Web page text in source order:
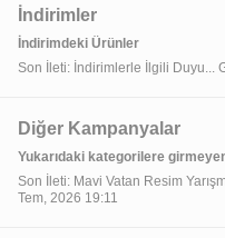
İndirimler
İndirimdeki Ürünler
Son İleti: İndirimlerle İlgili Duyu...
Diğer Kampanyalar
Yukarıdaki kategorilere
Son İleti: Mavi Vatan Resim
Tem, 2026 19:11